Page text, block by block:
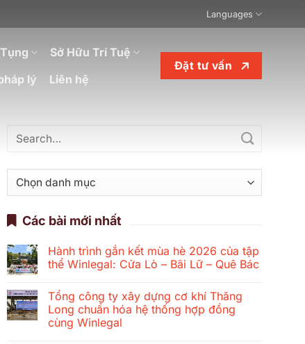
Languages
Sở Hữu Trí Tuệ
lý Liên hệ
Đặt tư vấn
Danh
mục
Các bài mới nhất
Hành trình gắn kết mùa hè 2026 của tập
thể Winlegal: Cửa Lò – Bãi Lữ – Quê Bác
bình
luận
ở
Hành
Tổng công ty xây dựng cơ khí Thăng
Long chuẩn hóa hệ thống hợp đồng
cùng Winlegal